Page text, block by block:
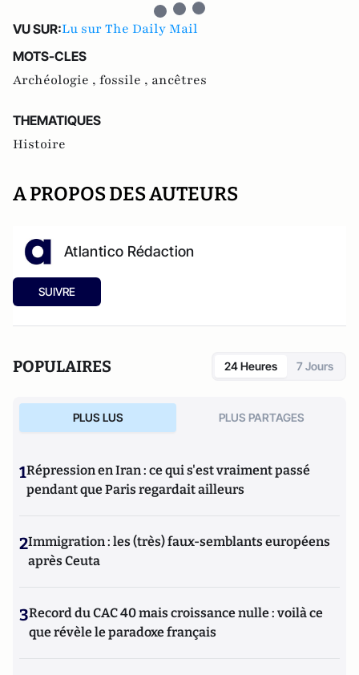
VU SUR:Lu sur The Daily Mail
MOTS-CLES
Archéologie , fossile , ancêtres
THEMATIQUES
Histoire
A PROPOS DES AUTEURS
Atlantico Rédaction
SUIVRE
POPULAIRES 24 Heures 7 Jours
PLUS LUS PLUS PARTAGES
1Répression en Iran : ce qui s'est vraiment passé
pendant que Paris regardait ailleurs
2Immigration : les (très) faux-semblants européens
après Ceuta
3Record du CAC 40 mais croissance nulle : voilà ce
que révèle le paradoxe français